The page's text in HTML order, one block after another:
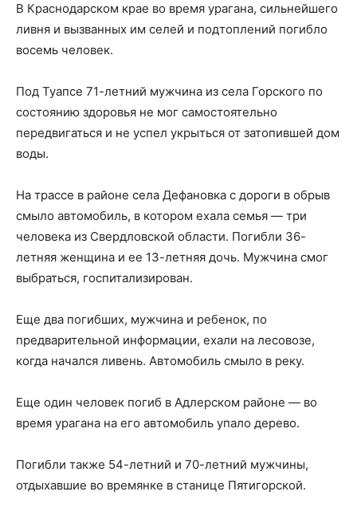
В Краснодарском крае во время урагана, сильнейшего
ливня и вызванных им селей и подтоплений погибло
восемь человек.
Под Туапсе 71-летний мужчина из села Горского по
состоянию здоровья не мог самостоятельно
передвигаться и не успел укрыться от затопившей дом
воды.
На трассе в районе села Дефановка с дороги в обрыв
смыло автомобиль, в котором ехала семья — три
человека из Свердловской области. Погибли 36-
летняя женщина и ее 13-летняя дочь. Мужчина смог
выбраться, госпитализирован.
Еще два погибших, мужчина и ребенок, по
предварительной информации, ехали на лесовозе,
когда начался ливень. Автомобиль смыло в реку.
Еще один человек погиб в Адлерском районе — во
время урагана на его автомобиль упало дерево.
Погибли также 54-летний и 70-летний мужчины,
отдыхавшие во времянке в станице Пятигорской.